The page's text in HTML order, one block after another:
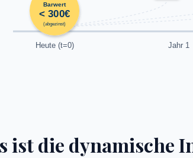
Heute (t=0) Jahr 1
Barwert
< 300€
(abgezinst)
ist die dynamische